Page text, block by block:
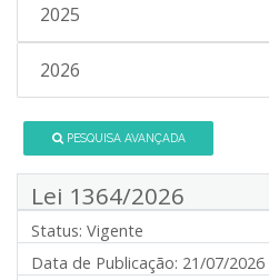
2025
2026
PESQUISA AVANÇADA
Lei 1364/2026
Status: Vigente
Data de Publicação: 21/07/2026